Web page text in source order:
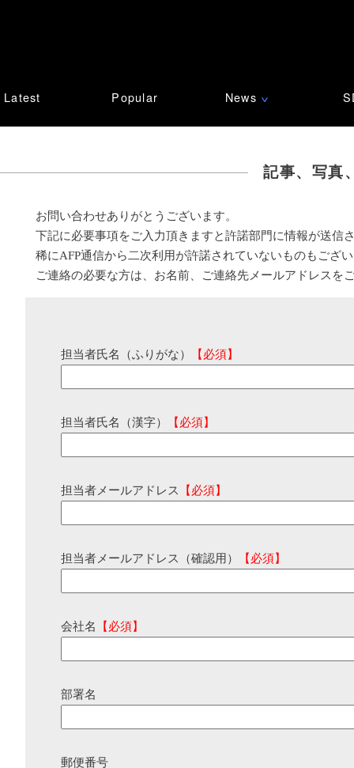
Latest Popular News ∨
記事、写真
お問い合わせありがとうございます。
下記に必要事項をご入力頂きますと許諾部門に情報が送信
稀にAFP通信から二次利用が許諾されていないものもござ
ご連絡の必要な方は、お名前、ご連絡先メールアドレスを
担当者氏名（ふりがな） 【必須】
担当者氏名（漢字） 【必須】
担当者メールアドレス 【必須】
担当者メールアドレス（確認用） 【必須】
会社名 【必須】
部署名
郵便番号